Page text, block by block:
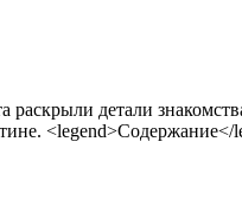
детали
<legend>Содержание</